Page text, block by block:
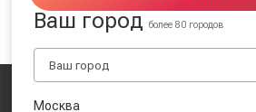
Ваш городболее 80 городов
Москва